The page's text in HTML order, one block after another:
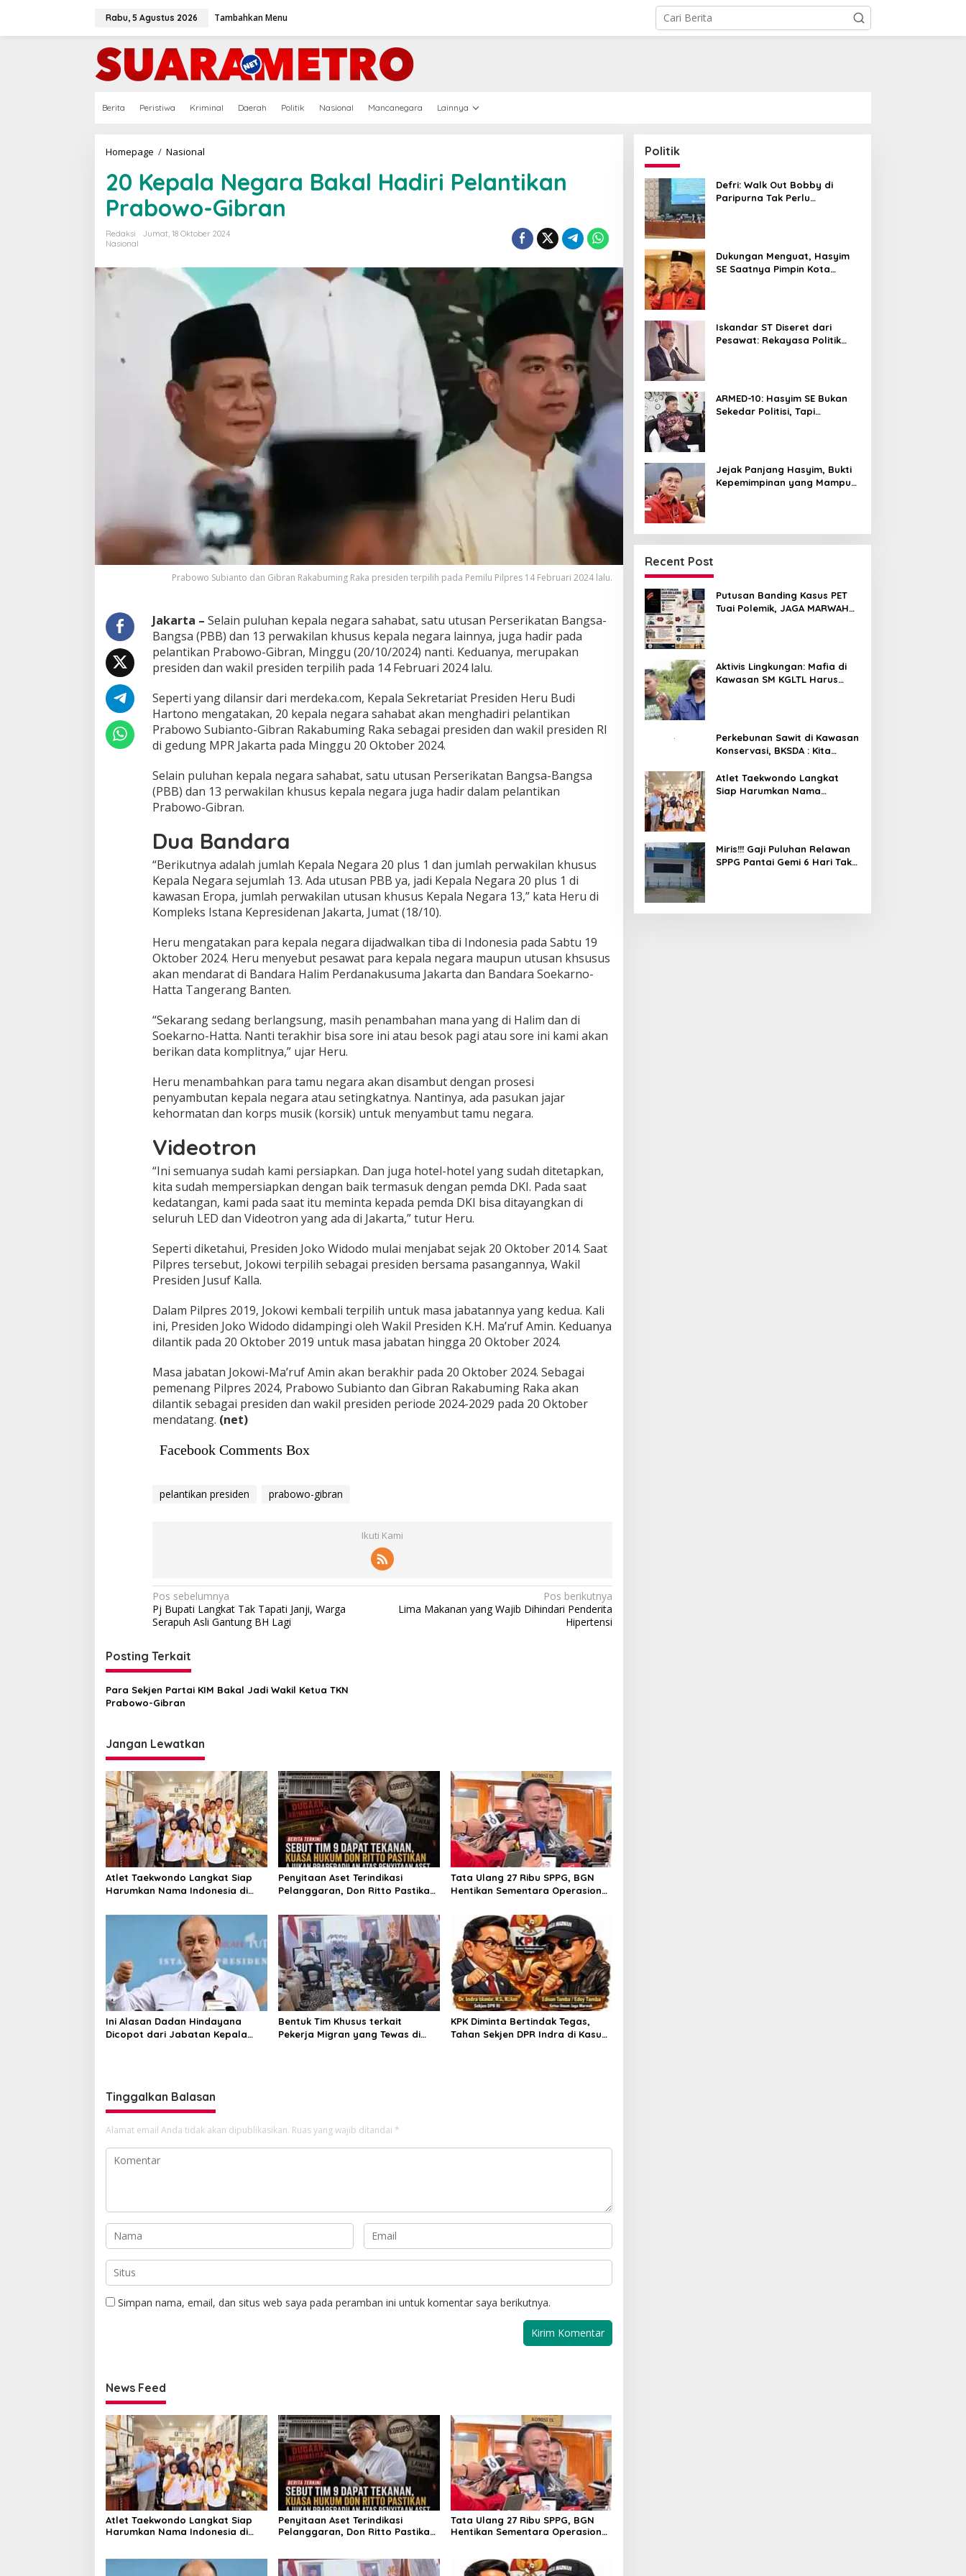
Rabu, 5 Agustus 2026 Tambahkan Menu
Berita Peristiwa Kriminal Daerah Politik Nasional Mancanegara Lainnya
Homepage / Nasional
Negara
Bakal
Hadiri
Pelantikan
Prabowo-
20 Kepala Negara Bakal Hadiri Pelantikan
Prabowo-Gibran
Redaksi
Jumat, 18 Oktober 2024
Nasional
Prabowo Subianto dan Gibran Rakabuming Raka presiden terpilih pada Pemilu Pilpres 14 Februari 2024 lalu.
Jakarta – Selain puluhan kepala negara sahabat, satu utusan Perserikatan Bangsa-
Bangsa (PBB) dan 13 perwakilan khusus kepala negara lainnya, juga hadir pada
pelantikan Prabowo-Gibran, Minggu (20/10/2024) nanti. Keduanya, merupakan
presiden dan wakil presiden terpilih pada 14 Februari 2024 lalu.
Seperti yang dilansir dari merdeka.com, Kepala Sekretariat Presiden Heru Budi
Hartono mengatakan, 20 kepala negara sahabat akan menghadiri pelantikan
Prabowo Subianto-Gibran Rakabuming Raka sebagai presiden dan wakil presiden RI
di gedung MPR Jakarta pada Minggu 20 Oktober 2024.
Selain puluhan kepala negara sahabat, satu utusan Perserikatan Bangsa-Bangsa
(PBB) dan 13 perwakilan khusus kepala negara juga hadir dalam pelantikan
Prabowo-Gibran.
Dua Bandara
“Berikutnya adalah jumlah Kepala Negara 20 plus 1 dan jumlah perwakilan khusus
Kepala Negara sejumlah 13. Ada utusan PBB ya, jadi Kepala Negara 20 plus 1 di
kawasan Eropa, jumlah perwakilan utusan khusus Kepala Negara 13,” kata Heru di
Kompleks Istana Kepresidenan Jakarta, Jumat (18/10).
Heru mengatakan para kepala negara dijadwalkan tiba di Indonesia pada Sabtu 19
Oktober 2024. Heru menyebut pesawat para kepala negara maupun utusan khsusus
akan mendarat di Bandara Halim Perdanakusuma Jakarta dan Bandara Soekarno-
Hatta Tangerang Banten.
“Sekarang sedang berlangsung, masih penambahan mana yang di Halim dan di
Soekarno-Hatta. Nanti terakhir bisa sore ini atau besok pagi atau sore ini kami akan
berikan data komplitnya,” ujar Heru.
Heru menambahkan para tamu negara akan disambut dengan prosesi
penyambutan kepala negara atau setingkatnya. Nantinya, ada pasukan jajar
kehormatan dan korps musik (korsik) untuk menyambut tamu negara.
Videotron
“Ini semuanya sudah kami persiapkan. Dan juga hotel-hotel yang sudah ditetapkan,
kita sudah mempersiapkan dengan baik termasuk dengan pemda DKI. Pada saat
kedatangan, kami pada saat itu meminta kepada pemda DKI bisa ditayangkan di
seluruh LED dan Videotron yang ada di Jakarta,” tutur Heru.
Seperti diketahui, Presiden Joko Widodo mulai menjabat sejak 20 Oktober 2014. Saat
Pilpres tersebut, Jokowi terpilih sebagai presiden bersama pasangannya, Wakil
Presiden Jusuf Kalla.
Dalam Pilpres 2019, Jokowi kembali terpilih untuk masa jabatannya yang kedua. Kali
ini, Presiden Joko Widodo didampingi oleh Wakil Presiden K.H. Ma’ruf Amin. Keduanya
dilantik pada 20 Oktober 2019 untuk masa jabatan hingga 20 Oktober 2024.
Masa jabatan Jokowi-Ma’ruf Amin akan berakhir pada 20 Oktober 2024. Sebagai
pemenang Pilpres 2024, Prabowo Subianto dan Gibran Rakabuming Raka akan
dilantik sebagai presiden dan wakil presiden periode 2024-2029 pada 20 Oktober
mendatang. (net)
Facebook Comments Box
pelantikan presiden prabowo-gibran
Ikuti Kami
Navigasi
pos
Pos sebelumnya
Pj Bupati Langkat Tak Tapati Janji, Warga
Serapuh Asli Gantung BH Lagi
Pos berikutnya
Lima Makanan yang Wajib Dihindari Penderita
Hipertensi
Posting Terkait
Para Sekjen Partai KIM Bakal Jadi Wakil Ketua TKN
Prabowo-Gibran
Jangan Lewatkan
Atlet Taekwondo Langkat Siap
Harumkan Nama Indonesia di
Penyitaan Aset Terindikasi
Pelanggaran, Don Ritto Pastikan
Pengakuan Kliennya
Tata Ulang 27 Ribu SPPG, BGN
Hentikan Sementara Operasional
Ini Alasan Dadan Hindayana
Dicopot dari Jabatan Kepala
Bentuk Tim Khusus terkait
Pekerja Migran yang Tewas di
KPK Diminta Bertindak Tegas,
Tahan Sekjen DPR Indra di Kasus
Tinggalkan Balasan
Alamat email Anda tidak akan dipublikasikan. Ruas yang wajib ditandai *
Simpan nama, email, dan situs web saya pada peramban ini untuk komentar saya berikutnya.
News Feed
Atlet Taekwondo Langkat Siap
Harumkan Nama Indonesia di
Penyitaan Aset Terindikasi
Pelanggaran, Don Ritto Pastikan
Tata Ulang 27 Ribu SPPG, BGN
Hentikan Sementara Operasional
Politik
Defri: Walk Out Bobby di
Paripurna Tak Perlu
Dukungan Menguat, Hasyim
SE Saatnya Pimpin Kota
Iskandar ST Diseret dari
Pesawat: Rekayasa Politik
ARMED-10: Hasyim SE Bukan
Sekedar Politisi, Tapi
Jejak Panjang Hasyim, Bukti
Kepemimpinan yang Mampu
Recent Post
Putusan Banding Kasus PET
Tuai Polemik, JAGA MARWAH
Aktivis Lingkungan: Mafia di
Kawasan SM KGLTL Harus
Perkebunan Sawit di Kawasan
Konservasi, BKSDA : Kita
Atlet Taekwondo Langkat
Siap Harumkan Nama
Miris!!! Gaji Puluhan Relawan
SPPG Pantai Gemi 6 Hari Tak